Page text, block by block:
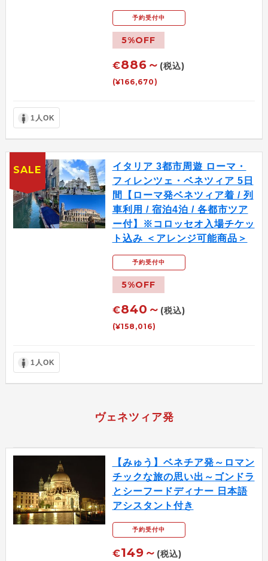
予約受付中
5%OFF
€886～ (税込)
(¥166,670)
1人OK
イタリア 3都市周遊 ローマ・
フィレンツェ・ベネツィア 5日
間【ローマ発ベネツィア着 / 列
車利用 / 宿泊4泊 / 各都市ツア
ー付】※コロッセオ入場チケッ
ト込み ＜アレンジ可能商品＞
予約受付中
5%OFF
€840～ (税込)
(¥158,016)
1人OK
SALE
ヴェネツィア発
【みゅう】ベネチア発～ロマン
チックな旅の思い出～ゴンドラ
とシーフードディナー 日本語
アシスタント付き
予約受付中
€149～ (税込)